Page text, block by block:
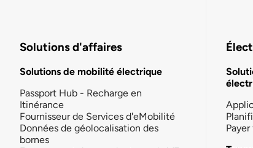
Solutions d'affaires
Solutions de mobilité électrique
Passport Hub - Recharge en
Itinérance
Fournisseur de Services d'eMobilité
Données de géolocalisation des
bornes